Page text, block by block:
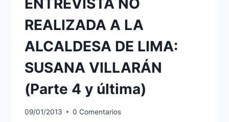
ENTREVISTA NO
REALIZADA A LA
ALCALDESA DE LIMA:
SUSANA VILLARÁN
(Parte 4 y última)
09/01/2013 0 Comentarios